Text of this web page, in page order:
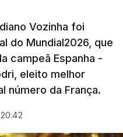
de um Mundial.
que o galardão
reconhecimento que
ter”.
Vozinha foi
do Mundial2026, que
campeã Espanha -
eleito melhor
número da França.